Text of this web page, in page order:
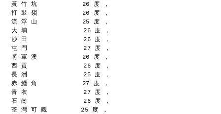
黃 竹 坑            26 度 ，
打 鼓 嶺            26 度 ，
流 浮 山            25 度 ，
大 埔               26 度 ，
沙 田               26 度 ，
屯 門               27 度 ，
將 軍 澳            26 度 ，
西 貢               26 度 ，
長 洲               25 度 ，
赤 鱲 角            27 度 ，
青 衣               27 度 ，
石 崗               26 度 ，
荃 灣 可 觀         25 度 ，